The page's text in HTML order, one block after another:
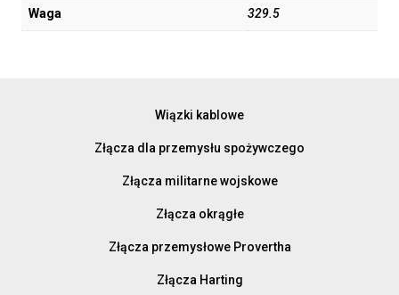
Waga 329.5
Wiązki kablowe
Złącza dla przemysłu spożywczego
Złącza militarne wojskowe
Złącza okrągłe
Złącza przemysłowe Provertha
Złącza Harting